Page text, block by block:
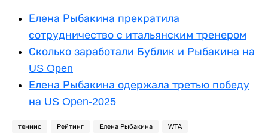
Елена Рыбакина прекратила
сотрудничество с итальянским тренером
Сколько заработали Бублик и Рыбакина на
US Open
Елена Рыбакина одержала третью победу
на US Open-2025
теннис Рейтинг Елена Рыбакина WTA